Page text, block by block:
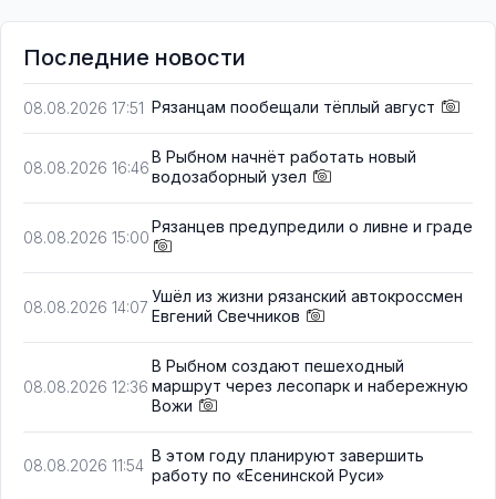
Последние новости
08.08.2026 17:51 Рязанцам пообещали тёплый август
08.08.2026 16:46
В Рыбном начнёт работать новый
водозаборный узел
08.08.2026 15:00
Рязанцев предупредили о ливне и граде
08.08.2026 14:07
Ушёл из жизни рязанский автокроссмен
Евгений Свечников
08.08.2026 12:36
В Рыбном создают пешеходный
маршрут через лесопарк и набережную
Вожи
08.08.2026 11:54
В этом году планируют завершить
работу по «Есенинской Руси»